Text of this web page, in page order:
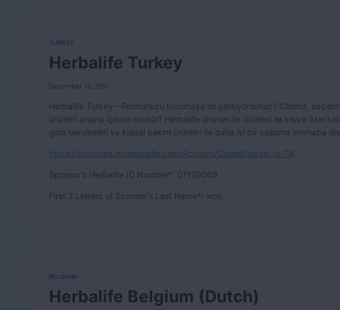
TURKEY
Herbalife Turkey
December 13, 2011
Herbalife Turkey – Formunuzu korumaya mı çalışıyorsunuz? Cildiniz,
ürünleri arayışı içinde misiniz? Herbalife ürünleri ile ürünleri ile kişiye özel
gıda takviyeleri ve kişisel bakım ürünleri ile daha iyi bir yaşama merhaba
https://accounts.myherbalife.com/Account/Create?locale=tr-TR
Sponsor's Herbalife ID Number*: 07139008
First 3 Letters of Sponsor's Last Name*: woo
BELGIUM
Herbalife Belgium (Dutch)